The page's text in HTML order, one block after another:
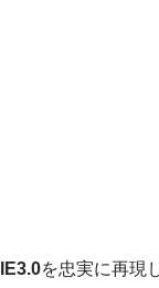
IE3.0を忠実に再現